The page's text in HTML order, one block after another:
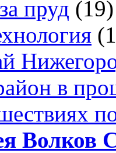
пруд (19)
в
Волков